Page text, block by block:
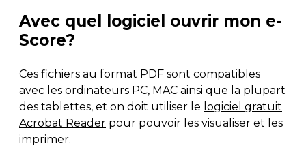
Avec quel logiciel ouvrir mon e-
Score?
Ces fichiers au format PDF sont compatibles
avec les ordinateurs PC, MAC ainsi que la plupart
des tablettes, et on doit utiliser le logiciel gratuit
Acrobat Reader pour pouvoir les visualiser et les
imprimer.